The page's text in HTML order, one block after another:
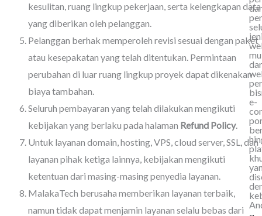
e-
kesulitan, ruang lingkup pekerjaan, serta kelengkapan data
yang diberikan oleh pelanggan.
Pelanggan berhak memperoleh revisi sesuai dengan paket
atau kesepakatan yang telah ditentukan. Permintaan
perubahan di luar ruang lingkup proyek dapat dikenakan
biaya tambahan.
Seluruh pembayaran yang telah dilakukan mengikuti
kebijakan yang berlaku pada halaman Refund Policy.
Untuk layanan domain, hosting, VPS, cloud server, SSL, dan
layanan pihak ketiga lainnya, kebijakan mengikuti
ketentuan dari masing-masing penyedia layanan.
MalakaTech berusaha memberikan layanan terbaik,
namun tidak dapat menjamin layanan selalu bebas dari